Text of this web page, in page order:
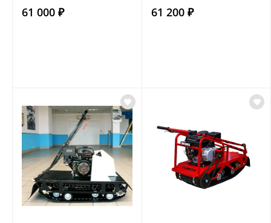
61 000 ₽ 61 200 ₽